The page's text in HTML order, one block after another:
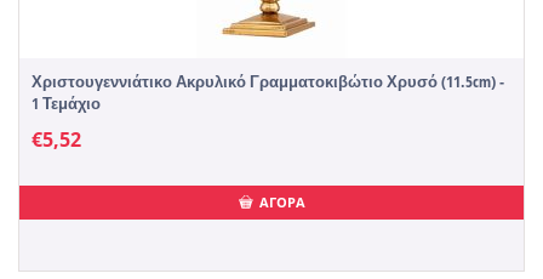
Χριστουγεννιάτικο Ακρυλικό Γραμματοκιβώτιο Χρυσό (11.5cm) -
1 Τεμάχιο
€5,52
ΑΓΟΡΑ